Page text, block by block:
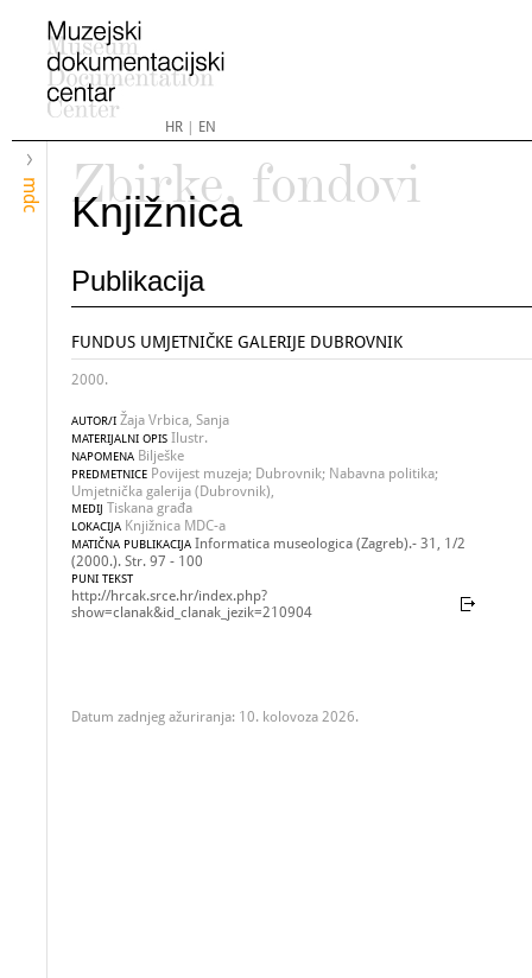
HR| EN
mdc
Zbirke, fondovi
Knjižnica
Publikacija
FUNDUS UMJETNIČKE GALERIJE DUBROVNIK
2000.
AUTOR/I Žaja Vrbica, Sanja
MATERIJALNI OPIS Ilustr.
NAPOMENA Bilješke
PREDMETNICE Povijest muzeja; Dubrovnik; Nabavna politika;
Umjetnička galerija (Dubrovnik),
MEDIJ Tiskana građa
LOKACIJA Knjižnica MDC-a
MATIČNA PUBLIKACIJA Informatica museologica (Zagreb).- 31, 1/2
(2000.). Str. 97 - 100
PUNI TEKST
http://hrcak.srce.hr/index.php?
show=clanak&id_clanak_jezik=210904
Datum zadnjeg ažuriranja: 10. kolovoza 2026.